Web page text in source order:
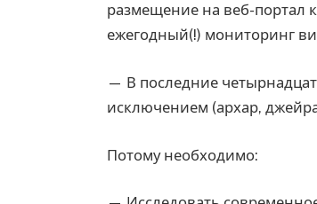
размещение на веб-портал
ежегодный(!) мониторинг
— В последние
исключением (архар,
Потому необходимо: